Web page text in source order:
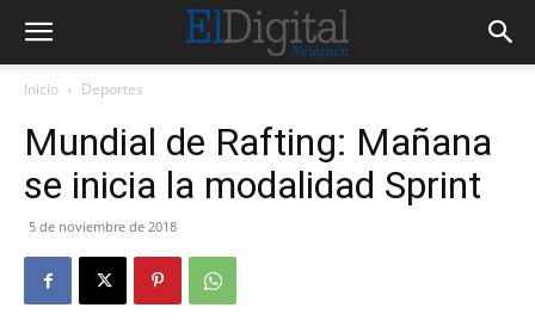
Inicio Deportes
Mundial de Rafting: Mañana
se inicia la modalidad Sprint
5 de noviembre de 2018